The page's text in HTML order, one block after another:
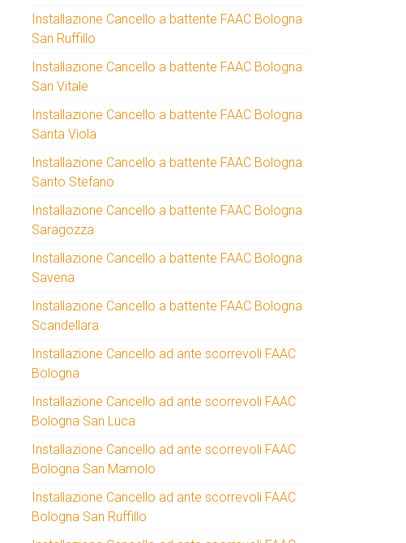
Installazione Cancello a battente FAAC Bologna
San Ruffillo
Installazione Cancello a battente FAAC Bologna
San Vitale
Installazione Cancello a battente FAAC Bologna
Santa Viola
Installazione Cancello a battente FAAC Bologna
Santo Stefano
Installazione Cancello a battente FAAC Bologna
Saragozza
Installazione Cancello a battente FAAC Bologna
Savena
Installazione Cancello a battente FAAC Bologna
Scandellara
Installazione Cancello ad ante scorrevoli FAAC
Bologna
Installazione Cancello ad ante scorrevoli FAAC
Bologna San Luca
Installazione Cancello ad ante scorrevoli FAAC
Bologna San Mamolo
Installazione Cancello ad ante scorrevoli FAAC
Bologna San Ruffillo